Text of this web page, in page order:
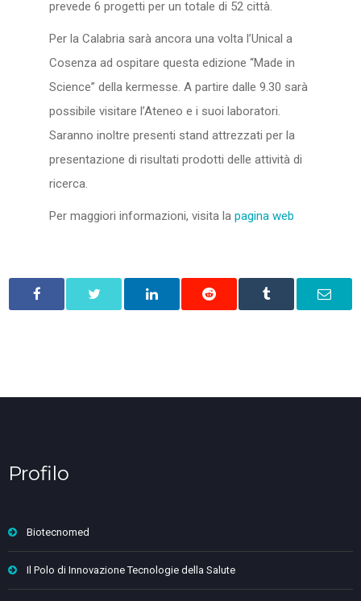
prevede 6 progetti per un totale di 52 città.
Per la Calabria sarà ancora una volta l’Unical a
Cosenza ad ospitare questa edizione “Made in
Science” della kermesse. A partire dalle 9.30 sarà
possibile visitare l’Ateneo e i suoi laboratori.
Saranno inoltre presenti stand attrezzati per la
presentazione di risultati prodotti delle attività di
ricerca.
Per maggiori informazioni, visita lapagina web
Profilo
Biotecnomed
Il Polo di Innovazione Tecnologie della Salute